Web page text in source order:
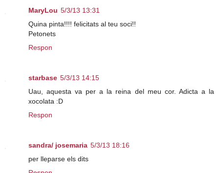
MaryLou 5/3/13 13:31
Quina pinta!!!! felicitats al teu soci!!
Petonets
Respon
starbase 5/3/13 14:15
Uau, aquesta va per a la reina del meu cor. Adicta a la
xocolata :D
Respon
sandra/ josemaria 5/3/13 18:16
per lleparse els dits